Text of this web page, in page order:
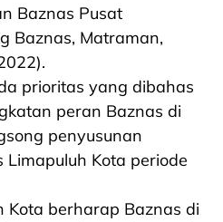
Baznas Pusat
Baznas, Matraman,
prioritas yang dibahas
peran Baznas di
penyusunan
Limapuluh Kota periode
Kota berharap Baznas di